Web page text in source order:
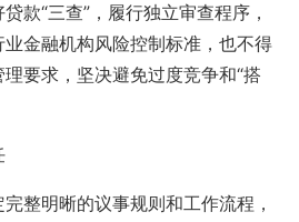
款“三查”，履行独立审查程序，
金融机构风险控制标准，也不得
要求，坚决避免过度竞争和“搭
整明晰的议事规则和工作流程，